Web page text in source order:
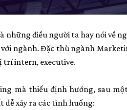
những điều người ta hay nói về
ngành. Đặc thù ngành
trí intern, executive.
mà thiếu định hướng, sau
xảy ra các tình huống: